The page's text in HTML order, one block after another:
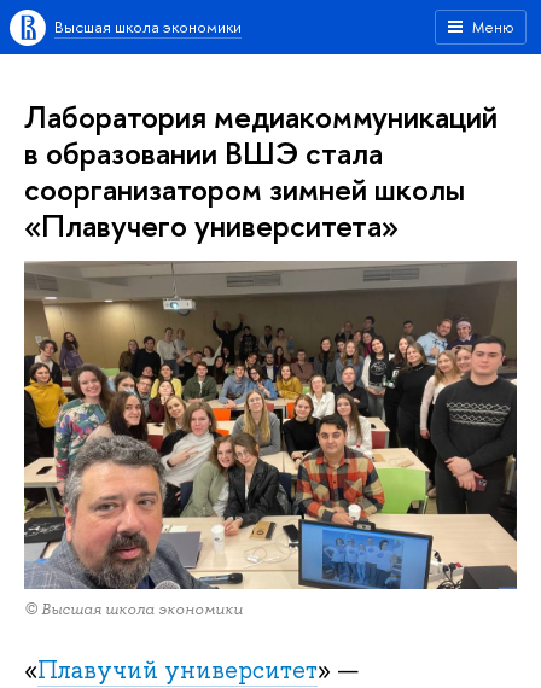
Меню
Высшая школа экономики
Лаборатория медиакоммуникаций
в образовании ВШЭ стала
соорганизатором зимней школы
«Плавучего университета»
© Высшая школа экономики
«Плавучий университет» —